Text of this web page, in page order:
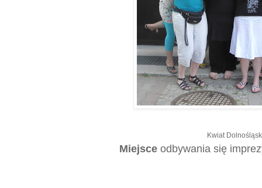
Kwiat
Miejsce odbywania się